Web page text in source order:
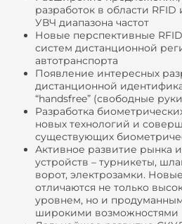
разработок в области
УВЧ диапазона частот
Новые перспективные
систем дистанционной
автотранспорта
Появление интересных
дистанционной
“handsfree” (свободные
Разработка
новых технологий и
существующих
Активное развитие рынка
устройств – турникеты,
ворот, электрозамки.
отличаются не только
уровнем, но и
широкими возможностями